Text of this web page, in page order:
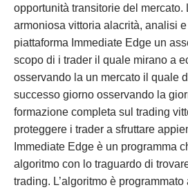
opportunità transitorie del mercato.
armoniosa vittoria alacrità, analisi
piattaforma Immediate Edge un
scopo di i trader il quale mirano a
osservando la un mercato il quale
successo giorno osservando la
formazione completa sul trading
proteggere i trader a sfruttare
Immediate Edge è un programma
algoritmo con lo traguardo di
trading. L’algoritmo è